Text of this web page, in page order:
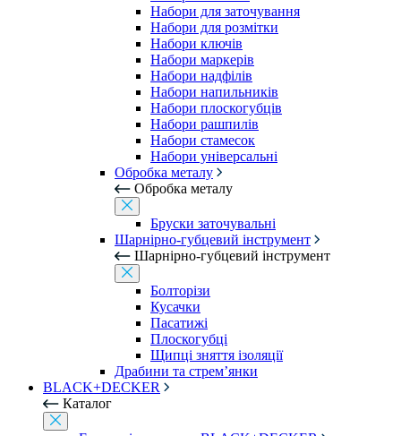
Набори для заточування
Набори для розмітки
Набори ключів
Набори маркерів
Набори надфілів
Набори напильників
Набори плоскогубців
Набори рашпилів
Набори стамесок
Набори універсальні
Обробка металу
Обробка металу
Бруски заточувальні
Шарнірно-губцевий інструмент
Шарнірно-губцевий інструмент
Болторізи
Кусачки
Пасатижі
Плоскогубці
Щипці зняття ізоляції
Драбини та стрем’янки
BLACK+DECKER
Каталог